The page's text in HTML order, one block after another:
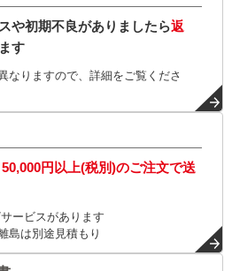
や初期不良がありましたら返
す
なりますので、詳細をご覧くださ
50,000円以上(税別)のご注文で送
ービスがあります
島は別途見積もり